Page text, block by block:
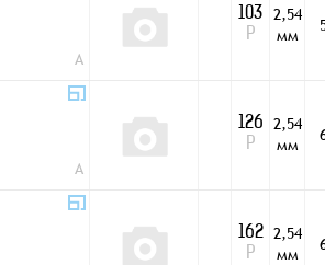
A
103
Р
2,54
мм
A
126
Р
2,54
мм
162
Р
2,54
мм